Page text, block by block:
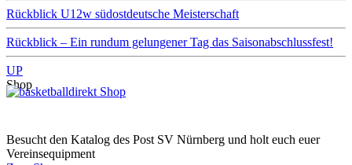
Rückblick U12w südostdeutsche Meisterschaft
Rückblick – Ein rundum gelungener Tag das Saisonabschlussfest!
UP
Shop
Besucht den Katalog des Post SV Nürnberg und holt euch euer
Vereinsequipment